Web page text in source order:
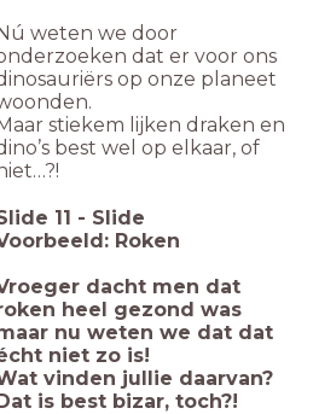
weten we door
dat er voor ons
op onze planeet
stiekem lijken draken en
best wel op elkaar, of
11 - Slide
Roken
dacht men dat
heel gezond was
nu weten we dat dat
niet zo is!
vinden jullie daarvan?
is best bizar, toch?!